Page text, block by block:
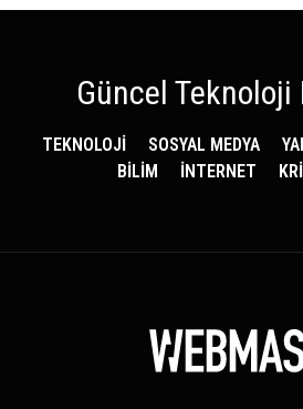
Güncel Teknoloji
TEKNOLOJİ SOSYAL MEDYA
BİLİM
İNTERNET